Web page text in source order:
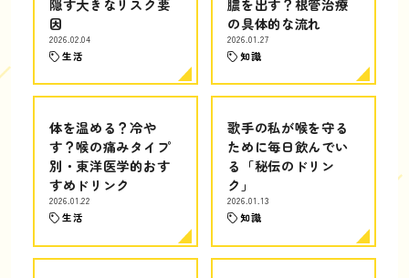
隠す大きなリスク要
因
2026.02.04
生活
膿を出す？根管治療
の具体的な流れ
2026.01.27
知識
体を温める？冷や
す？喉の痛みタイプ
別・東洋医学的おす
すめドリンク
2026.01.22
生活
歌手の私が喉を守る
ために毎日飲んでい
る「秘伝のドリン
ク」
2026.01.13
知識